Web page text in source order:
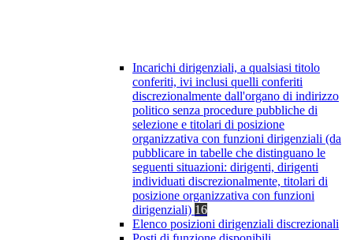
Incarichi dirigenziali, a qualsiasi titolo
conferiti, ivi inclusi quelli conferiti
discrezionalmente dall'organo di indirizzo
politico senza procedure pubbliche di
selezione e titolari di posizione
organizzativa con funzioni dirigenziali (da
pubblicare in tabelle che distinguano le
seguenti situazioni: dirigenti, dirigenti
individuati discrezionalmente, titolari di
posizione organizzativa con funzioni
dirigenziali) 16
Elenco posizioni dirigenziali discrezionali